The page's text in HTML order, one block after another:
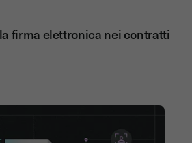
firma elettronica nei contratti